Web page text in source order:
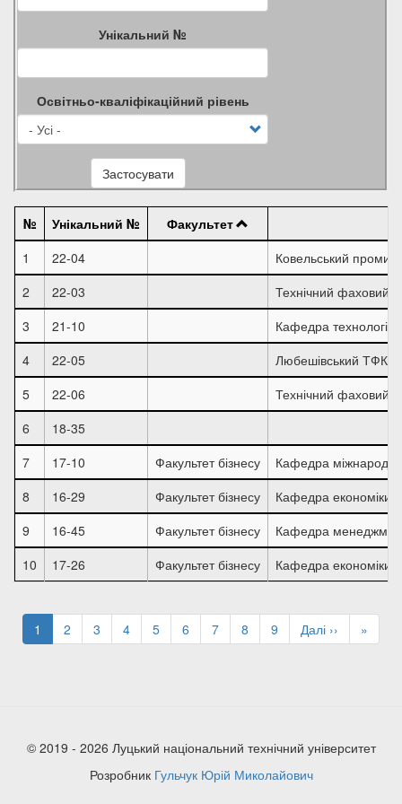
Унікальний №
Освітньо-кваліфікаційний рівень
Застосувати
№ Унікальний №
Факультет
1
22-04
Ковельський
2
22-03
Технічний фаховий
3
21-10
Кафедра
4
22-05
Любешівський ТФК
5
22-06
Технічний фаховий
6
18-35
7
17-10 Факультет бізнесу
Кафедра
8
16-29 Факультет бізнесу
Кафедра економіки
9
16-45 Факультет бізнесу
Кафедра
10
17-26 Факультет бізнесу Кафедра економіки
Розбивка
сторінки
Поточна
сторінка
1 Page
2 Page
3 Page
4 Page
5 Page
6 Page
7 Page
8 Page
9
Наступна
сторінка
Далі ›› »
© 2019 - 2026 Луцький національний технічний університет
Розробник Гульчук Юрій Миколайович